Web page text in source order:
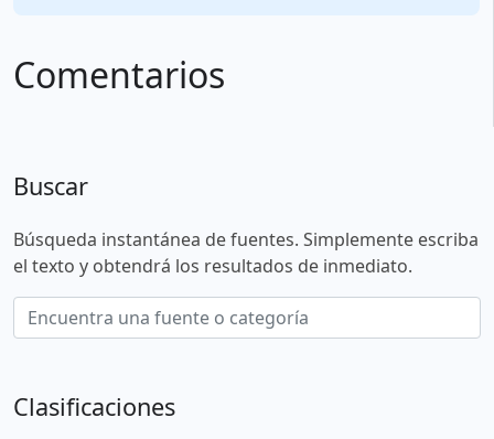
Comentarios
Buscar
Búsqueda instantánea de fuentes. Simplemente escriba
el texto y obtendrá los resultados de inmediato.
Clasificaciones